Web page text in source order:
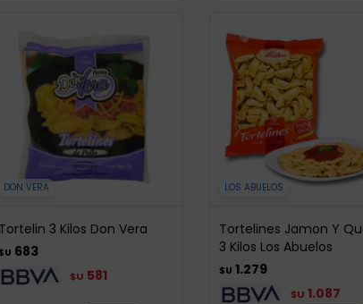
DON VERA
Tortelin 3 Kilos Don Vera
683
$U 581
LOS ABUELOS
Tortelines Jamon Y
3 Kilos Los Abuelos
$U 1.279
$U 1.087